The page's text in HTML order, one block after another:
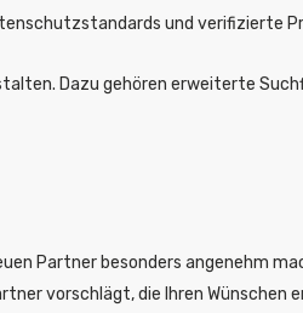
und verifizierte
Dazu gehören erweiterte
Partner besonders angenehm
vorschlägt, die Ihren Wünschen